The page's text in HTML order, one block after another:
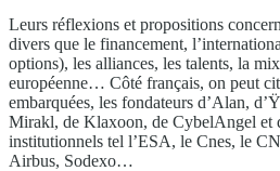
Leurs réflexions et propositions
divers que le financement,
options), les alliances, les talents, la
européenne… Côté français, on peut
embarquées, les fondateurs d’Alan,
Mirakl, de Klaxoon, de CybelAngel et
institutionnels tel l’ESA, le Cnes, le
Airbus, Sodexo…